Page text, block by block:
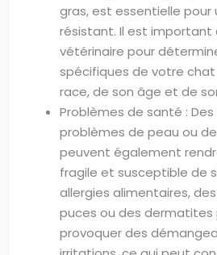
gras, est essentielle pour
résistant. Il est important
vétérinaire pour
spécifiques de votre
race, de son âge et de
Problèmes de santé :
problèmes de peau ou
peuvent également
fragile et susceptible de
allergies alimentaires,
puces ou des dermatites
provoquer des